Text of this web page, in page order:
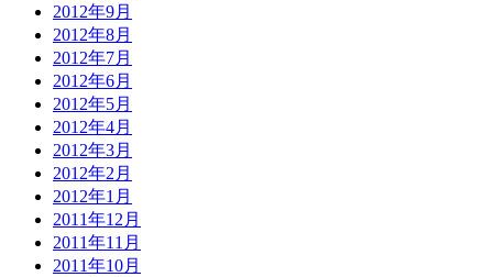
2012年9月
2012年8月
2012年7月
2012年6月
2012年5月
2012年4月
2012年3月
2012年2月
2012年1月
2011年12月
2011年11月
2011年10月